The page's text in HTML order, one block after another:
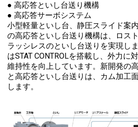
● 高応答といし台送り機構
● 高応答サーボシステム
小型軽量といし台、静圧スライド案
の高応答といし台送り機構は、ロス
ラッシレスのといし台送りを実現し
はSTAT CONTROLを搭載し、外力に
維持性を向上しています。新開発の
と高応答といし台送りは、カム加工
します。